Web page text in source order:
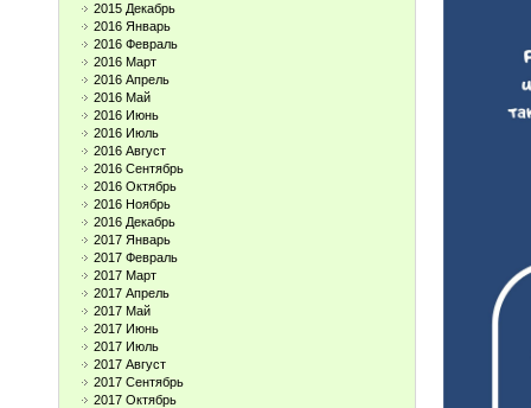
2015 Декабрь
2016 Январь
2016 Февраль
2016 Март
2016 Апрель
2016 Май
2016 Июнь
2016 Июль
2016 Август
2016 Сентябрь
2016 Октябрь
2016 Ноябрь
2016 Декабрь
2017 Январь
2017 Февраль
2017 Март
2017 Апрель
2017 Май
2017 Июнь
2017 Июль
2017 Август
2017 Сентябрь
2017 Октябрь